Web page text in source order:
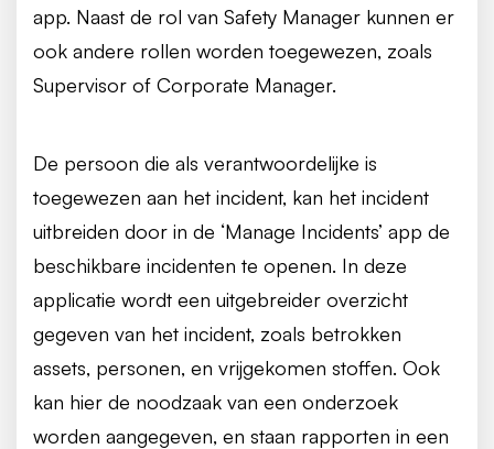
app. Naast de rol van Safety Manager kunnen er
ook andere rollen worden toegewezen, zoals
Supervisor of Corporate Manager.
De persoon die als verantwoordelijke is
toegewezen aan het incident, kan het incident
uitbreiden door in de ‘Manage Incidents’ app de
beschikbare incidenten te openen. In deze
applicatie wordt een uitgebreider overzicht
gegeven van het incident, zoals betrokken
assets, personen, en vrijgekomen stoffen. Ook
kan hier de noodzaak van een onderzoek
worden aangegeven, en staan rapporten in een